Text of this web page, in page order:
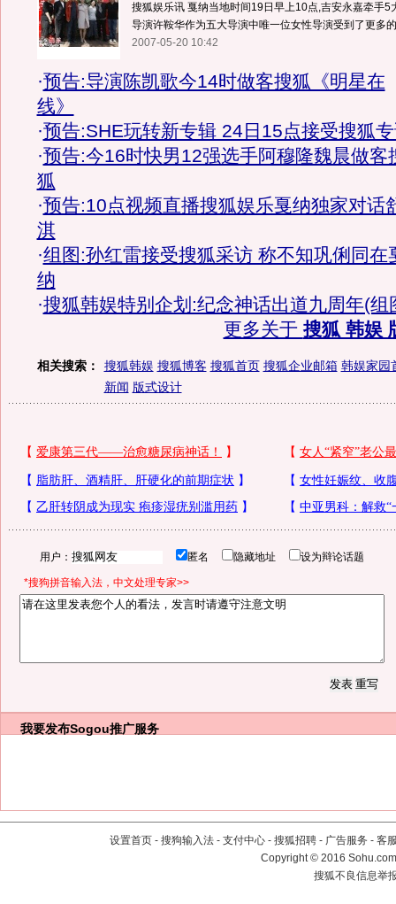
搜狐娱乐讯 戛纳当地时间19日早上10点,吉安永嘉牵手5
导演许鞍华作为五大导演中唯一位女性导演受到了更多
2007-05-20 10:42
·预告:导演陈凯歌今14时做客搜狐《明星在
线》
·预告:SHE玩转新专辑 24日15点接受搜狐
·预告:今16时快男12强选手阿穆隆魏晨做客
狐
·预告:10点视频直播搜狐娱乐戛纳独家对话
淇
·组图:孙红雷接受搜狐采访 称不知巩俐同在
纳
·搜狐韩娱特别企划:纪念神话出道九周年(组
更多关于 搜狐 韩娱
相关搜索： 搜狐韩娱 搜狐博客 搜狐首页 搜狐企业邮箱 韩娱家园
新闻 版式设计
用户： 匿名 隐藏地址 设为辩论话题
*搜狗拼音输入法，中文处理专家>>
我要发布Sogou推广服务
设置首页 - 搜狗输入法 - 支付中心 - 搜狐招聘 - 广告服务 - 客
Copyright©2016
搜狐不良信息举